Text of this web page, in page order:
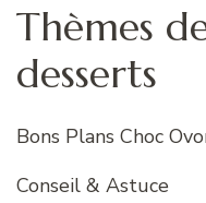
Thèmes
desserts
Bons Plans Choc
Conseil & Astuce